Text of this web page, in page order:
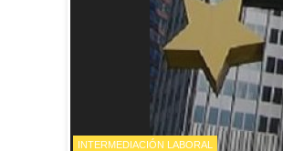
INTERMEDIACIÓN LABORAL